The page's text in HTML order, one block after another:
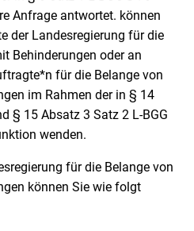
Anfrage antwortet. können
der Landesregierung für die
Behinderungen oder an
für die Belange von
im Rahmen der in § 14
§ 15 Absatz 3 Satz 2 L-BGG
wenden.
für die Belange von
können Sie wie folgt